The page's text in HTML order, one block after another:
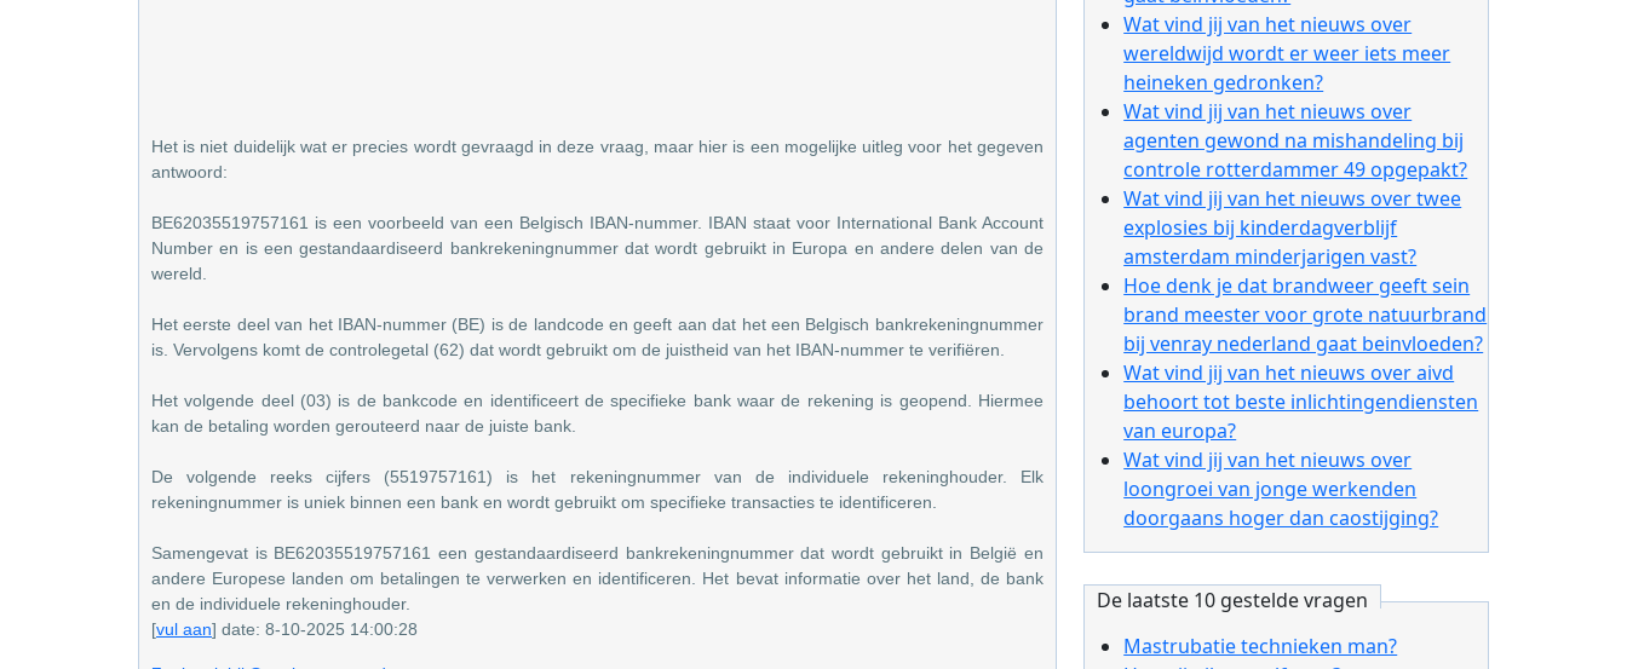
Het is niet duidelijk wat er precies wordt gevraagd in deze vraag, maar hier is een mogelijke uitleg voor het gegeven
antwoord:
BE62035519757161 is een voorbeeld van een Belgisch IBAN-nummer. IBAN staat voor International Bank Account
Number en is een gestandaardiseerd bankrekeningnummer dat wordt gebruikt in Europa en andere delen van de
wereld.
Het eerste deel van het IBAN-nummer (BE) is de landcode en geeft aan dat het een Belgisch bankrekeningnummer
is. Vervolgens komt de controlegetal (62) dat wordt gebruikt om de juistheid van het IBAN-nummer te verifiëren.
Het volgende deel (03) is de bankcode en identificeert de specifieke bank waar de rekening is geopend. Hiermee
kan de betaling worden gerouteerd naar de juiste bank.
De volgende reeks cijfers (5519757161) is het rekeningnummer van de individuele rekeninghouder. Elk
rekeningnummer is uniek binnen een bank en wordt gebruikt om specifieke transacties te identificeren.
Samengevat is BE62035519757161 een gestandaardiseerd bankrekeningnummer dat wordt gebruikt in België en
andere Europese landen om betalingen te verwerken en identificeren. Het bevat informatie over het land, de bank
en de individuele rekeninghouder.
[vul aan] date: 8-10-2025 14:00:28
Wat vind jij van het nieuws over
wereldwijd wordt er weer iets meer
heineken gedronken?
Wat vind jij van het nieuws over
agenten gewond na mishandeling bij
controle rotterdammer 49 opgepakt?
Wat vind jij van het nieuws over twee
explosies bij kinderdagverblijf
amsterdam minderjarigen vast?
Hoe denk je dat brandweer geeft sein
brand meester voor grote natuurbrand
bij venray nederland gaat beinvloeden?
Wat vind jij van het nieuws over aivd
behoort tot beste inlichtingendiensten
van europa?
Wat vind jij van het nieuws over
loongroei van jonge werkenden
doorgaans hoger dan caostijging?
De laatste 10 gestelde vragen
Mastrubatie technieken man?